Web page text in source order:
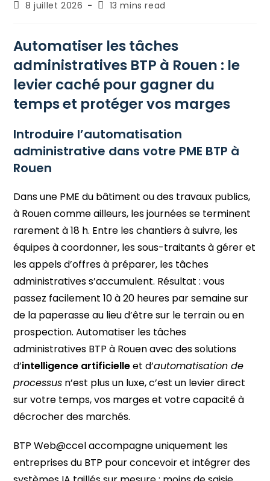
8 juillet 2026 13 mins read
Automatiser les tâches
administratives BTP à Rouen : le
levier caché pour gagner du
temps et protéger vos marges
Introduire l’automatisation
administrative dans votre PME BTP à
Rouen
Dans une PME du bâtiment ou des travaux publics,
à Rouen comme ailleurs, les journées se terminent
rarement à 18 h. Entre les chantiers à suivre, les
équipes à coordonner, les sous-traitants à gérer et
les appels d’offres à préparer, les tâches
administratives s’accumulent. Résultat : vous
passez facilement 10 à 20 heures par semaine sur
de la paperasse au lieu d’être sur le terrain ou en
prospection. Automatiser les tâches
administratives BTP à Rouen avec des solutions
d’intelligence artificielleet d’automatisation de
processus n’est plus un luxe, c’est un levier direct
sur votre temps, vos marges et votre capacité à
décrocher des marchés.
BTP Web@ccel accompagne uniquement les
entreprises du BTP pour concevoir et intégrer des